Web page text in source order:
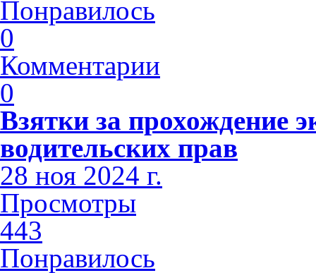
Понравилось
0
Комментарии
0
Взятки за прохождение
водительских прав
28 ноя 2024 г.
Просмотры
443
Понравилось